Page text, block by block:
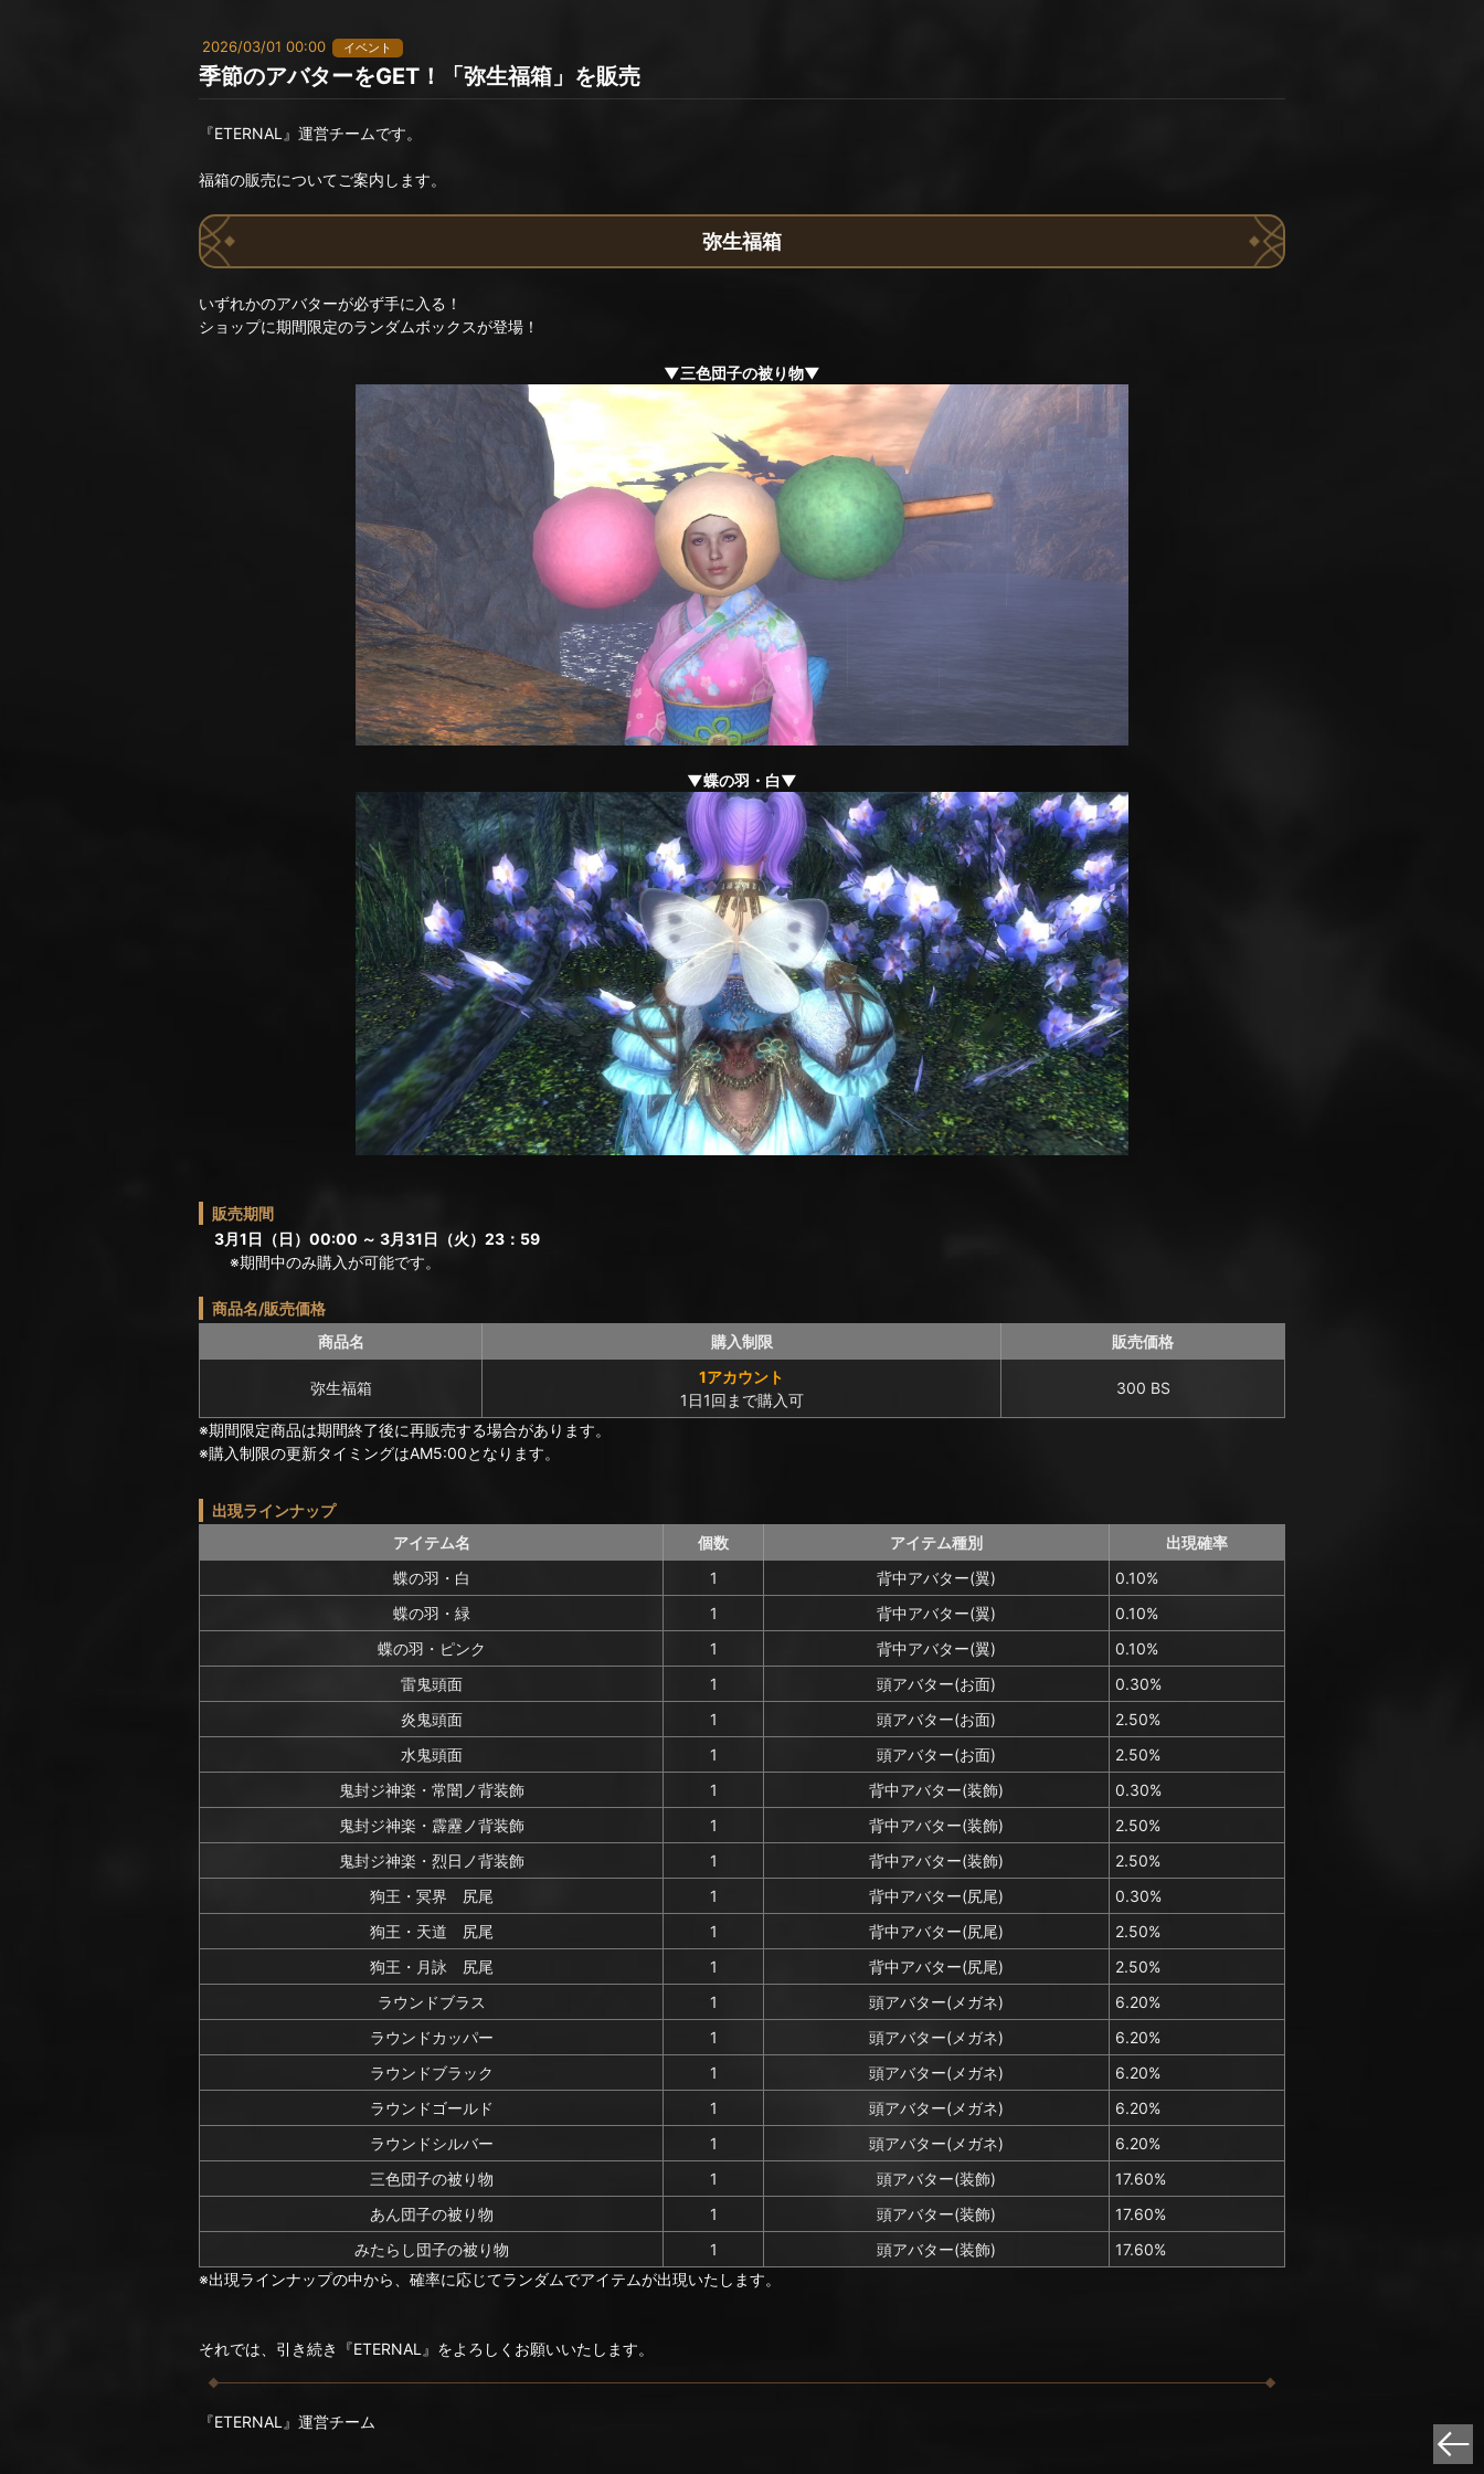
2026/03/01 00:00 イベント
季節のアバターをGET！「弥生福箱」を販売
『ETERNAL』運営チームです。
福箱の販売についてご案内します。
弥生福箱
いずれかのアバターが必ず手に入る！
ショップに期間限定のランダムボックスが登場！
▼三色団子の被り物▼
▼蝶の羽・白▼
販売期間
3月1日（日）00:00 ～ 3月31日（火）23：59
※期間中のみ購入が可能です。
商品名/販売価格
商品名
購入制限 販売価格
弥生福箱
1アカウント
1日1回まで購入可
300 BS
※期間限定商品は期間終了後に再販売する場合があります。
※購入制限の更新タイミングはAM5:00となります。
出現ラインナップ
アイテム名
個数 アイテム種別
出現確率
蝶の羽・白
1 背中アバター(翼)
0.10%
蝶の羽・緑
1 背中アバター(翼)
0.10%
蝶の羽・ピンク
1 背中アバター(翼)
0.10%
雷鬼頭面
1 頭アバター(お面)
0.30%
炎鬼頭面
1 頭アバター(お面)
2.50%
水鬼頭面
1 頭アバター(お面)
2.50%
鬼封ジ神楽・常闇ノ背装飾
1 背中アバター(装飾)
0.30%
鬼封ジ神楽・霹靂ノ背装飾
1 背中アバター(装飾)
2.50%
鬼封ジ神楽・烈日ノ背装飾
1 背中アバター(装飾)
2.50%
狗王・冥界 尻尾
1 背中アバター(尻尾)
0.30%
狗王・天道 尻尾
1 背中アバター(尻尾)
2.50%
狗王・月詠 尻尾
1 背中アバター(尻尾)
2.50%
ラウンドブラス
1 頭アバター(メガネ)
6.20%
ラウンドカッパー
1 頭アバター(メガネ)
6.20%
ラウンドブラック
1 頭アバター(メガネ)
6.20%
ラウンドゴールド
1 頭アバター(メガネ)
6.20%
ラウンドシルバー
1 頭アバター(メガネ)
6.20%
三色団子の被り物
1 頭アバター(装飾)
17.60%
あん団子の被り物
1 頭アバター(装飾)
17.60%
みたらし団子の被り物
1 頭アバター(装飾)
17.60%
※出現ラインナップの中から、確率に応じてランダムでアイテムが出現いたします。
それでは、引き続き『ETERNAL』をよろしくお願いいたします。
『ETERNAL』運営チーム